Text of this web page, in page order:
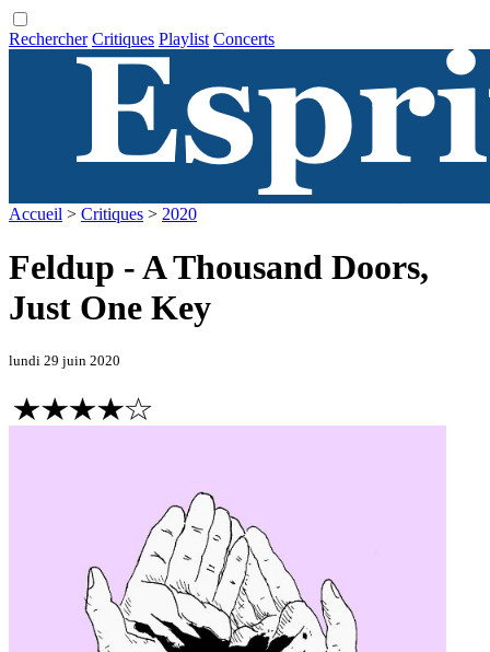
Rechercher Critiques Playlist Concerts
Accueil > Critiques > 2020
Feldup - A Thousand Doors,
Just One Key
lundi 29 juin 2020